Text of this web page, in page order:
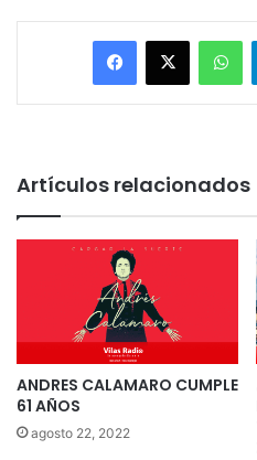
Facebook
X
Artículos relacionados
ANDRES CALAMARO CUMPLE
61 AÑOS
agosto 22, 2022